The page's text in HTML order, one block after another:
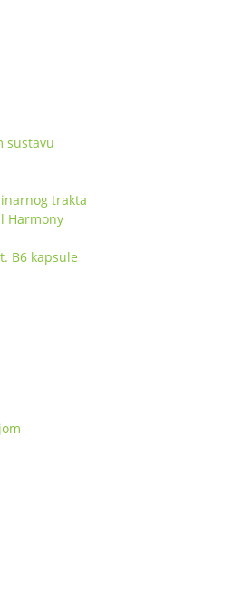
sustavu
trakta
Harmony
B6 kapsule